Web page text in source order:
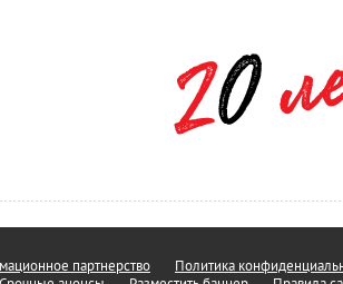
партнерство
Политика